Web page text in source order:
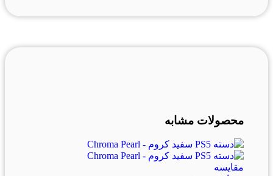
محصولات مشابه
مقایسه